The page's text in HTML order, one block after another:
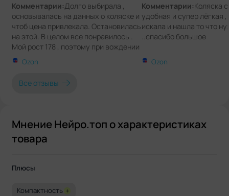
Комментарии:Долго выбирала ,
основывалась на данных о коляске и
чтоб цена привлекала. Остановилась
на этой. В целом все понравилось .
Мой рост 178 , поэтому при вождении
не наступаю на коляску. Собирается
и разбирается довольно легко.
Ребенку комфортно в ней , уснула
легко( до этого плакала в коляске
управлении .Буду тестить дальше,
дополню отзыв.
Ozon
Комментарии:Коляска
удобная и супер лёгкая
искала и нашла то что
..спасибо большое
Ozon
Все отзывы
Мнение Нейро.топ о характеристиках
товара
Плюсы
Компактность +